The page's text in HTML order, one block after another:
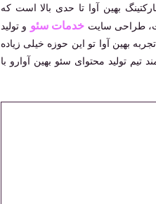
بهین آوا تا حدی بالا است که
طراحی سایت خدمات سئو و تولید
بهین آوا تو این حوزه خیلی زیاده
تولید محتوای سئو بهین آوارو با